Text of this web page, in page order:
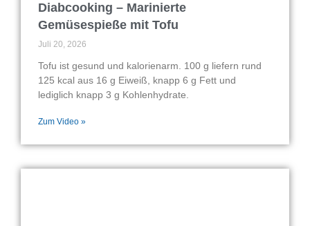
Diabcooking – Marinierte
Gemüsespieße mit Tofu
Juli 20, 2026
Tofu ist gesund und kalorienarm. 100 g liefern rund
125 kcal aus 16 g Eiweiß, knapp 6 g Fett und
lediglich knapp 3 g Kohlenhydrate.
Zum Video »